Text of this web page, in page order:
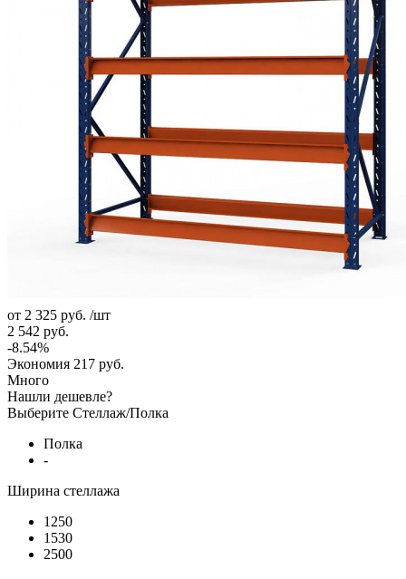
от 2 325 руб. /шт
2 542 руб.
-8.54%
Экономия 217 руб.
Много
Нашли дешевле?
Выберите Стеллаж/Полка
Полка
-
Ширина стеллажа
1250
1530
2500